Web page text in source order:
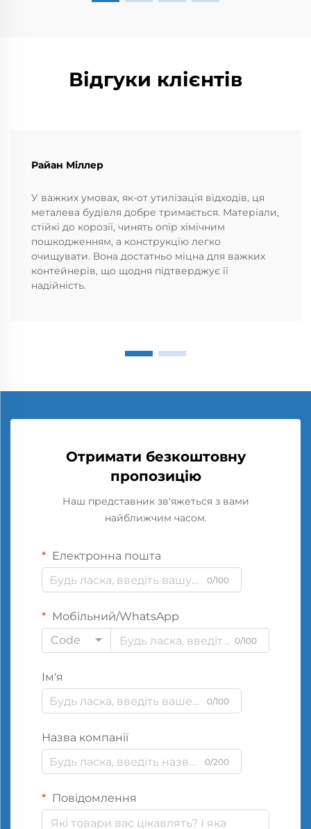
Відгуки клієнтів
Райан Міллер
У важких умовах, як-от утилізація відходів, ця
металева будівля добре тримається. Матеріали,
стійкі до корозії, чинять опір хімічним
пошкодженням, а конструкцію легко
очищувати. Вона достатньо міцна для важких
контейнерів, що щодня підтверджує її
надійність.
Отримати безкоштовну
пропозицію
Наш представник зв'яжеться з вами
найближчим часом.
Електронна пошта
0/100
Мобільний/WhatsApp
Code
0/100
Ім'я
0/100
Назва компанії
0/200
Повідомлення